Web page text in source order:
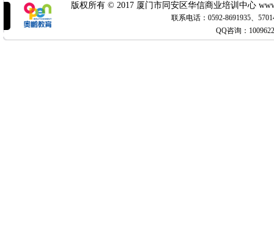
版权所有 © 2017 厦门市同安区华信商业培训中心
联系电话：0592-8691935、
QQ咨询：